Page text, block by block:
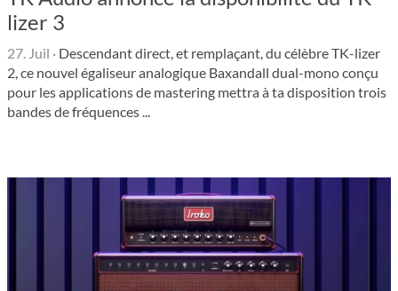
lizer 3
27. Juil · Descendant direct, et remplaçant, du célèbre TK-lizer
2, ce nouvel égaliseur analogique Baxandall dual-mono conçu
pour les applications de mastering mettra à ta disposition trois
bandes de fréquences ...